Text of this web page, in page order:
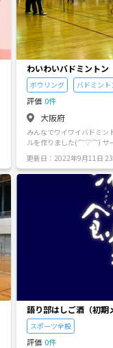
わいわいバドミントン
ボウリング バドミント
評価 0件
大阪府
みんなでワイワイバドミン
ルを作りました(⌒▽⌒) サークルメンバーは初心者か
級、中級、初級とレベルに
経験者まで気軽に応募出来ます。 バドミン
活動も多くしていますので
更新日：2022年9月11日
語り部はしご酒（初期
スポーツ全般
評価 0件